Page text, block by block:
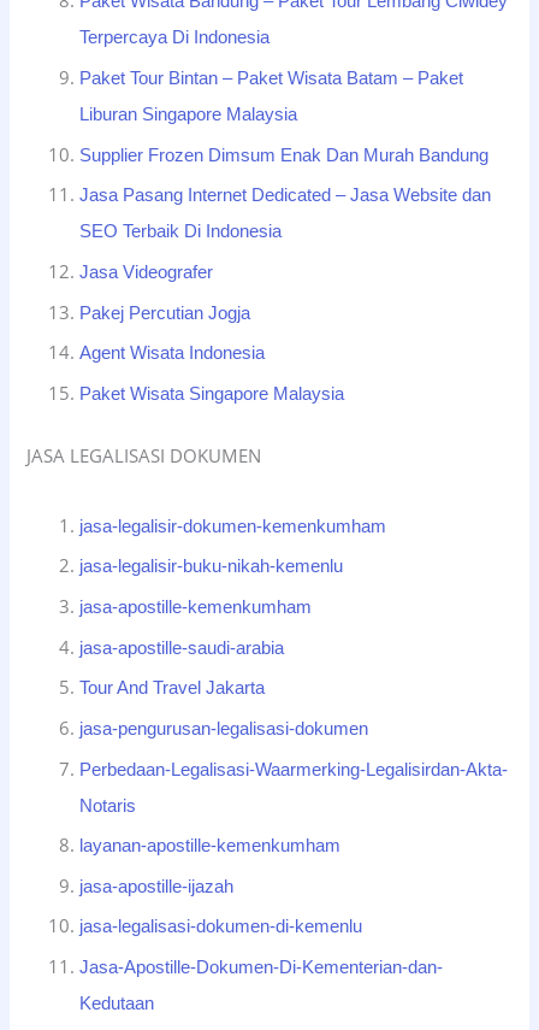
Terpercaya Di Indonesia
Paket Tour Bintan – Paket Wisata Batam – Paket
Liburan Singapore Malaysia
Supplier Frozen Dimsum Enak Dan Murah Bandung
Jasa Pasang Internet Dedicated – Jasa Website dan
SEO Terbaik Di Indonesia
Jasa Videografer
Pakej Percutian Jogja
Agent Wisata Indonesia
Paket Wisata Singapore Malaysia
JASA LEGALISASI DOKUMEN
jasa-legalisir-dokumen-kemenkumham
jasa-legalisir-buku-nikah-kemenlu
jasa-apostille-kemenkumham
jasa-apostille-saudi-arabia
Tour And Travel Jakarta
jasa-pengurusan-legalisasi-dokumen
Perbedaan-Legalisasi-Waarmerking-Legalisirdan-Akta-
Notaris
layanan-apostille-kemenkumham
jasa-apostille-ijazah
jasa-legalisasi-dokumen-di-kemenlu
Jasa-Apostille-Dokumen-Di-Kementerian-dan-
Kedutaan